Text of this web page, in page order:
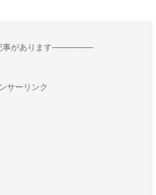
があります--------------------
サーリンク